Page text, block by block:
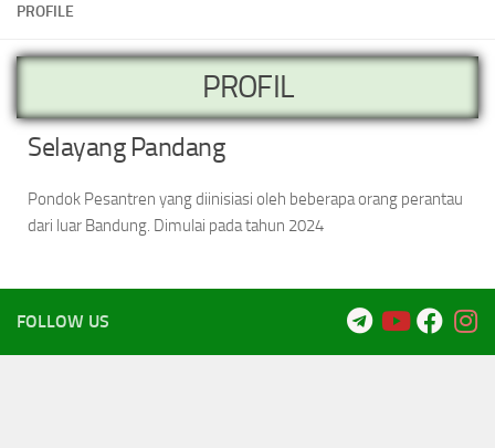
PROFILE
PROFIL
Selayang Pandang
Pondok Pesantren yang diinisiasi oleh beberapa orang perantau
dari luar Bandung. Dimulai pada tahun 2024
FOLLOW US